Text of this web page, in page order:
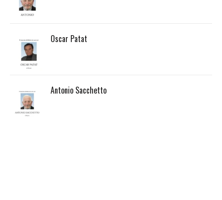
Oscar Patat
Antonio Sacchetto